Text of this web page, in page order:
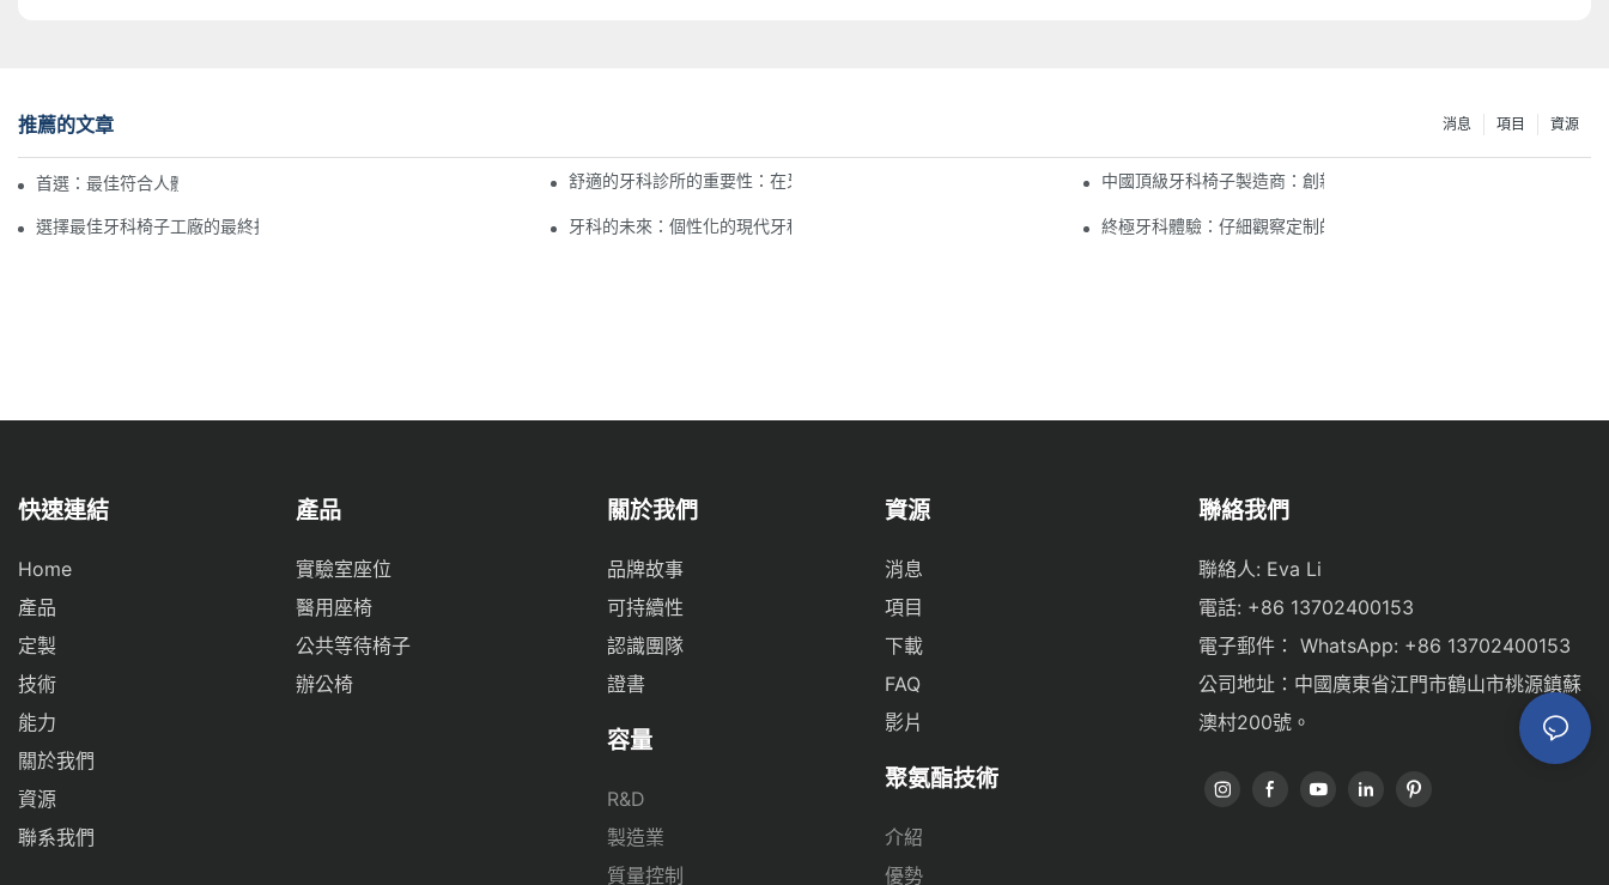
推薦的文章 資源
項目
消息
首選：最佳符合人體工程學的實驗室椅子 舒適的牙科診所的重要性：在牙科手術過程中確保患者舒適 中國頂級牙科椅子製造商：創新和質量
選擇最佳牙科椅子工廠的最終指南 牙科的未來：個性化的現代牙科椅 終極牙科體驗：仔細觀察定制的黑色牙科椅子
快速連結
Home
產品
定製
技術
能力
關於我們
資源
聯系我們
產品
實驗室座位
醫用座椅
公共等待椅子
辦公椅
關於我們
品牌故事
可持續性
認識團隊
證書
容量
R&D
製造業
質量控制
資源
消息
項目
下載
FAQ
影片
聚氨酯技術
介紹
優勢
聯絡我們
聯絡人: Eva Li
電話: +86 13702400153
電子郵件： WhatsApp: +86 13702400153
公司地址：中國廣東省江門市鶴山市桃源鎮蘇
澳村200號。